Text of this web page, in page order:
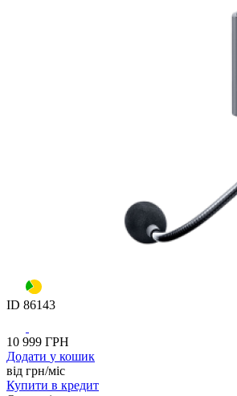
ID 86143
10 999 ГРН
Додати у кошик
від грн/мiс
Купити в кредит